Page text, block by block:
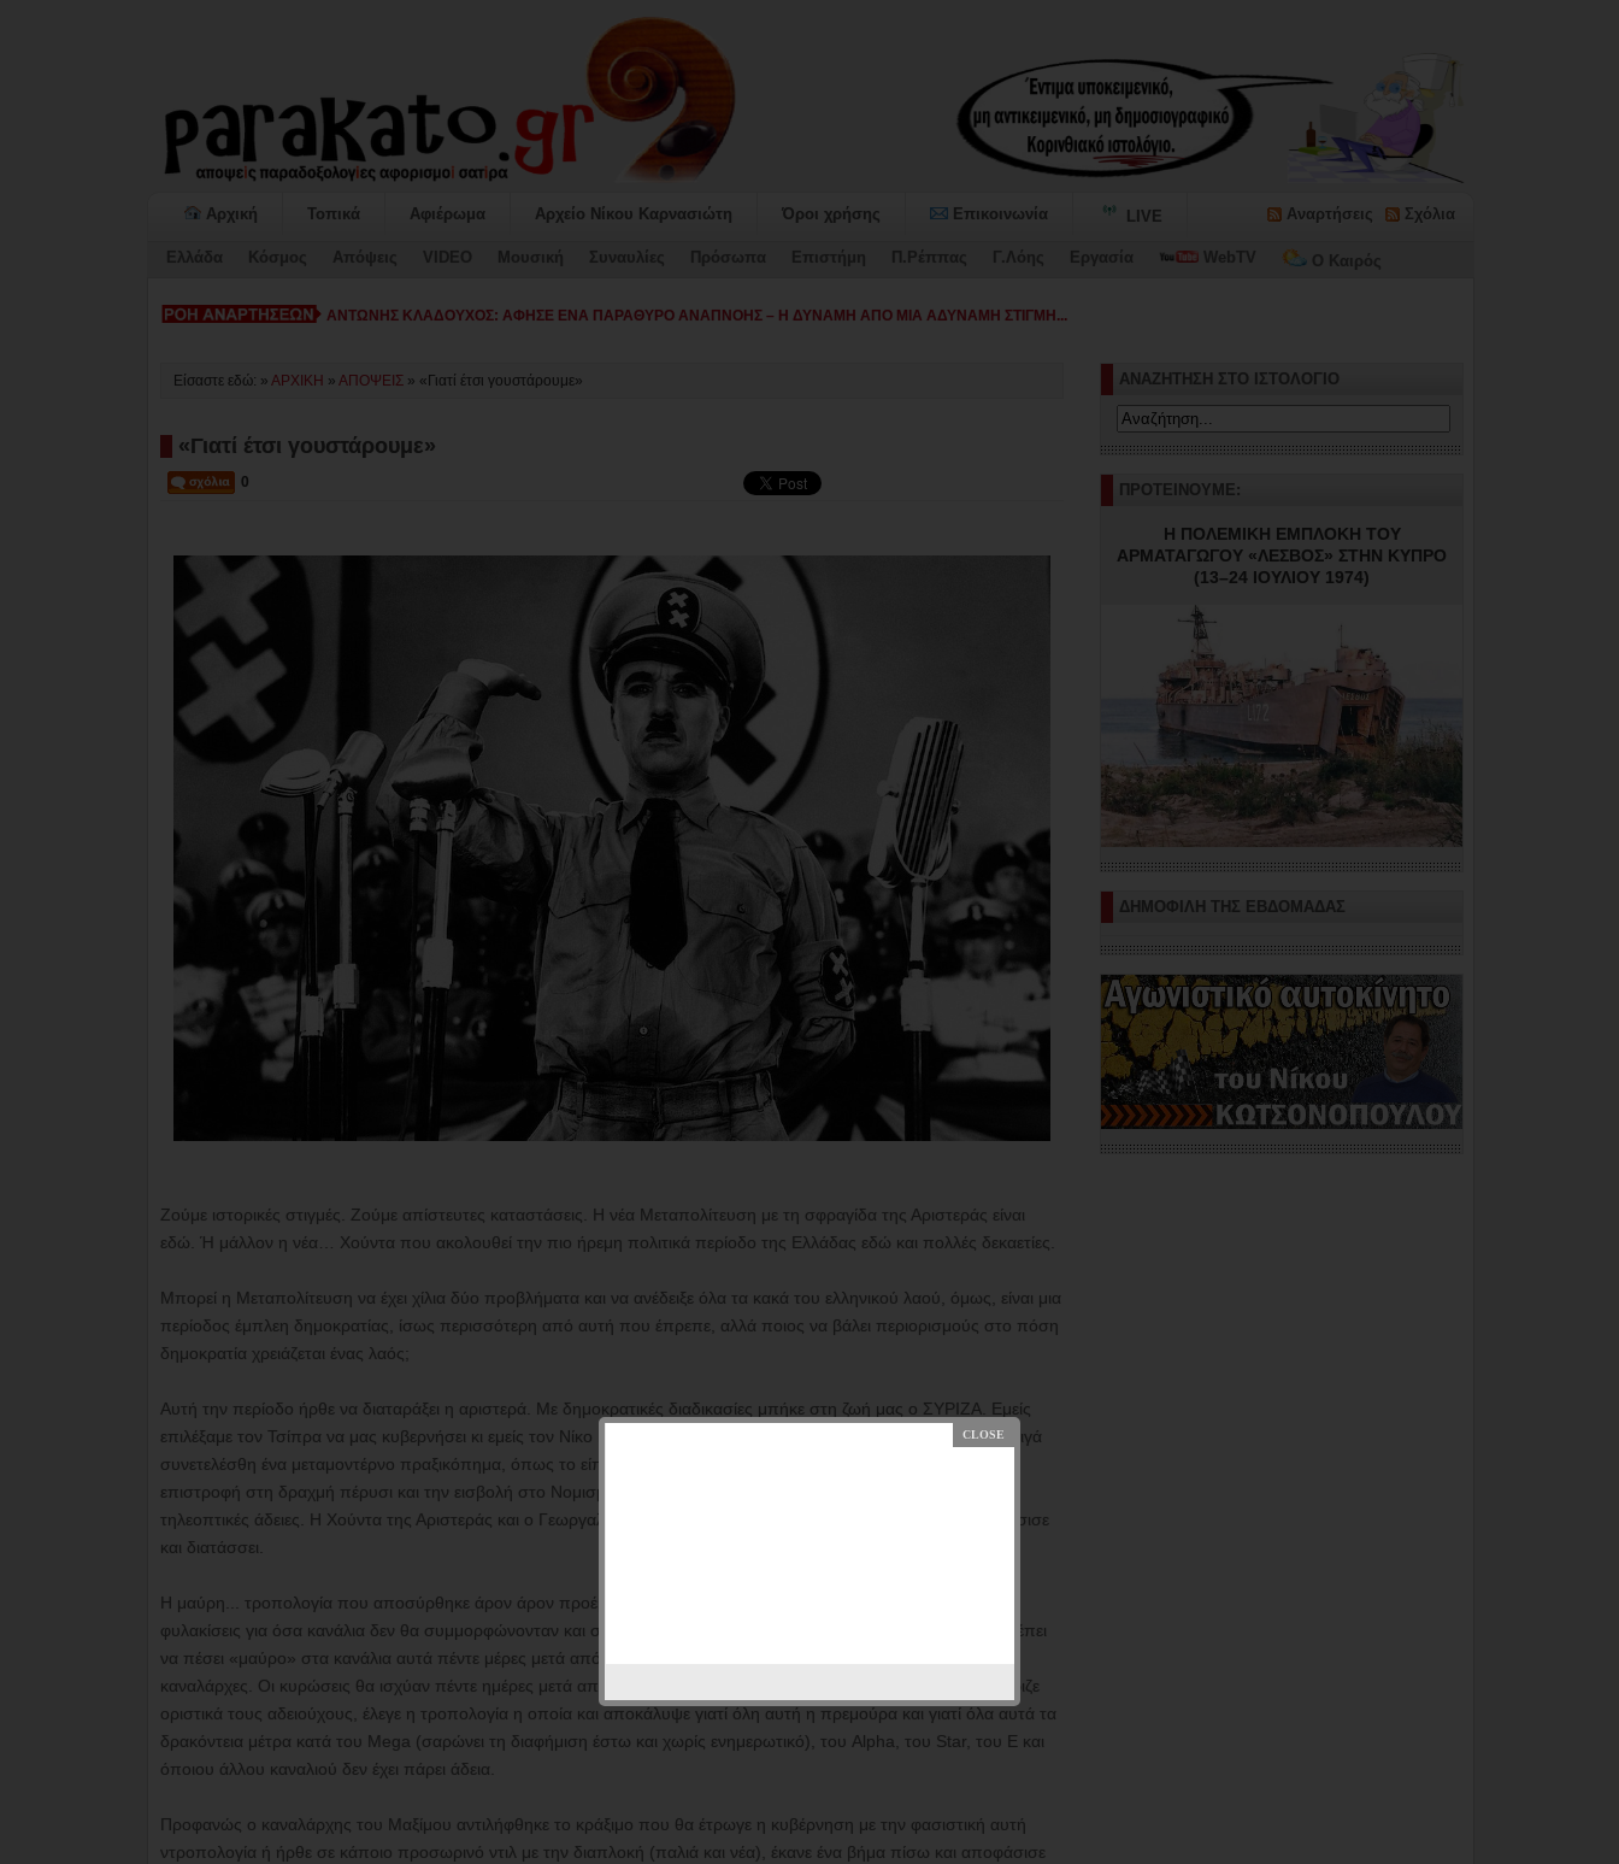
Αρχική Τοπικά Αφιέρωμα Αρχείο Νίκου Καρνασιώτη Όροι χρήσης Επικοινωνία LIVE Αναρτήσεις Σχόλια
Ελλάδα Κόσμος Απόψεις VIDEO Μουσική Συναυλίες Πρόσωπα Επιστήμη Π.Ρέππας Γ.Λόης Εργασία WebTV Ο Καιρός
ΚΙΑΤΟ: Η «ΕΠΟΜΕΝΗ ΜΕΡΑ» καταψήφισε τον -
Είσαστε εδώ: » ΑΡΧΙΚΗ » ΑΠΟΨΕΙΣ » «Γιατί έτσι γουστάρουμε»
«Γιατί έτσι γουστάρουμε»
0
Ζούμε ιστορικές στιγμές. Ζούμε απίστευτες καταστάσεις. Η νέα Μεταπολίτευση με τη σφραγίδα της Αριστεράς είναι
εδώ. Ή μάλλον η νέα… Χούντα που ακολουθεί την πιο ήρεμη πολιτικά περίοδο της Ελλάδας εδώ και πολλές δεκαετίες.
Μπορεί η Μεταπολίτευση να έχει χίλια δύο προβλήματα και να ανέδειξε όλα τα κακά του ελληνικού λαού, όμως, είναι μια
περίοδος έμπλεη δημοκρατίας, ίσως περισσότερη από αυτή που έπρεπε, αλλά ποιος να βάλει περιορισμούς στο πόση
δημοκρατία χρειάζεται ένας λαός;
Αυτή την περίοδο ήρθε να διαταράξει η αριστερά. Με δημοκρατικές διαδικασίες μπήκε στη ζωή μας ο ΣΥΡΙΖΑ. Εμείς
επιλέξαμε τον Τσίπρα να μας κυβερνήσει κι εμείς τον Νίκο Παππά να κάνει κουμάντο στη ζωή μας. Όμως, σιγά – σιγά
συνετελέσθη ένα μεταμοντέρνο πραξικόπημα, όπως το είπε και ο Τσίπρας στη Βουλή. Από την προσπάθεια για
επιστροφή στη δραχμή πέρυσι και την εισβολή στο Νομισματοκοπείο μέχρι όλα αυτά που συμβαίνουν με τις
τηλεοπτικές άδειες. Η Χούντα της Αριστεράς και ο Γεωργαλάς του ΣΥΡΙΖΑ, ο καναλάρχης κύριος Παππάς, αποφάσισε
και διατάσσει.
Η μαύρη... τροπολογία που αποσύρθηκε άρον άρον προέβλεπε αυστηρά πρόστιμα, μπλόκο στη διαφήμιση και
φυλακίσεις για όσα κανάλια δεν θα συμμορφώνονταν και συνεχίζαν να εκπέμπουν. Μάλιστα, προέβλεπε ότι θα πρέπει
να πέσει «μαύρο» στα κανάλια αυτά πέντε μέρες μετά από την οριστική παραχώρηση των αδειών στους τέσσερις
καναλάρχες. Οι κυρώσεις θα ισχύαν πέντε ημέρες μετά από την έκδοση της Υπουργικής Απόφασης που θα καθόριζε
οριστικά τους αδειούχους, έλεγε η τροπολογία η οποία και αποκάλυψε γιατί όλη αυτή η πρεμούρα και γιατί όλα αυτά τα
δρακόντεια μέτρα κατά του Mega (σαρώνει τη διαφήμιση έστω και χωρίς ενημερωτικό), του Alpha, του Star, του Ε και
όποιου άλλου καναλιού δεν έχει πάρει άδεια.
Προφανώς ο καναλάρχης του Μαξίμου αντιλήφθηκε το κράξιμο που θα έτρωγε η κυβέρνηση με την φασιστική αυτή
ντροπολογία ή ήρθε σε κάποιο προσωρινό ντιλ με την διαπλοκή (παλιά και νέα), έκανε ένα βήμα πίσω και αποφάσισε
ΑΝΑΖΗΤΗΣΗ ΣΤΟ ΙΣΤΟΛΟΓΙΟ
ΠΡΟΤΕΙΝΟΥΜΕ:
Η ΠΟΛΕΜΙΚΗ ΕΜΠΛΟΚΗ ΤΟΥ
ΑΡΜΑΤΑΓΩΓΟΥ «ΛΕΣΒΟΣ» ΣΤΗΝ ΚΥΠΡΟ
(13–24 ΙΟΥΛΙΟΥ 1974)
ΔΗΜΟΦΙΛΗ ΤΗΣ ΕΒΔΟΜΑΔΑΣ